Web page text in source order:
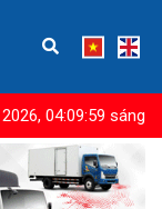
04:10:00 sáng